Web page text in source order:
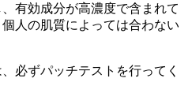
有効成分が高濃度で含まれて
人の肌質によっては合わない
必ずパッチテストを行ってく